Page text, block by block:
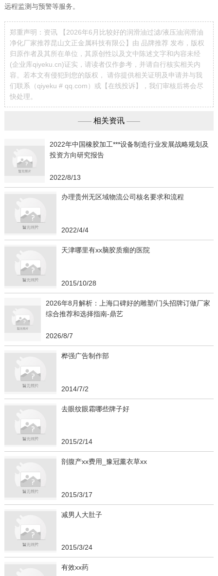
远程监测与预警等服务。
郑重声明：资讯 【2026年6月比较好的润滑油过滤/液压油润滑油
净化厂家推荐昆山文正金属科技有限公】由 品牌推荐 发布，版权
归原作者及其所在单位，其原创性以及文中陈述文字和内容未经
(企业库qiyeku.cn)证实，请读者仅作参考，并请自行核实相关内
容。若本文有侵犯到您的版权， 请你提供相关证明及申请并与我
们联系（qiyeku # qq.com）或【在线投诉】，我们审核后将会尽
快处理。
—— 相关资讯 ——
2022年中国橡胶加工***设备制造行业发展战略规划及
投资方向研究报告
2022/8/13
办理贵州无区域物流公司核名要求和流程
2022/4/4
天津哪里有xx脑胶质瘤的医院
2015/10/28
2026年8月解析：上海口碑好的雕塑/门头招牌订做厂家
综合推荐和选择指南-鼎艺
2026/8/7
桦强广告制作部
2014/7/2
去眼纹眼霜哪些牌子好
2015/2/14
剖腹产xx费用_豫冠薰衣草xx
2015/3/17
减男人大肚子
2015/3/24
有效xx药